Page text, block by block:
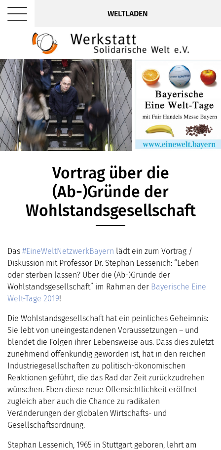
WELTLADEN
Vortrag über die
(Ab-)Gründe der
Wohlstandsgesellschaft
Das #EineWeltNetzwerkBayern lädt ein zum Vortrag /
Diskussion mit Professor Dr. Stephan Lessenich: “Leben
oder sterben lassen? Über die (Ab-)Gründe der
Wohlstandsgesellschaft” im Rahmen der Bayerische Eine
Welt-Tage 2019!
Die Wohlstandsgesellschaft hat ein peinliches Geheimnis:
Sie lebt von uneingestandenen Voraussetzungen – und
blendet die Folgen ihrer Lebensweise aus. Dass dies zuletzt
zunehmend offenkundig geworden ist, hat in den reichen
Industriegesellschaften zu politisch-ökonomischen
Reaktionen geführt, die das Rad der Zeit zurückzudrehen
wünschen. Eben diese neue Offensichtlichkeit eröffnet
zugleich aber auch die Chance zu radikalen
Veränderungen der globalen Wirtschafts- und
Gesellschaftsordnung.
Stephan Lessenich, 1965 in Stuttgart geboren, lehrt am